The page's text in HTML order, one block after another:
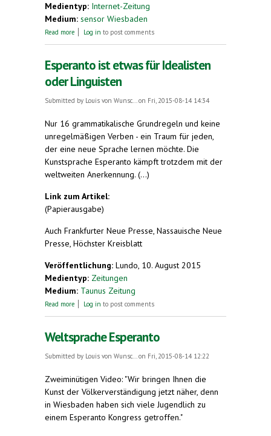
Medientyp: Internet-Zeitung
Medium: sensor Wiesbaden
Read more about Die Sprache als kleinster gemeinsamer
Log in to post comments
Esperanto ist etwas für Idealisten
oder Linguisten
Submitted by Louis von Wunsc...on Fri, 2015-08-14 14:34
Nur 16 grammatikalische Grundregeln und keine
unregelmäßigen Verben - ein Traum für jeden,
der eine neue Sprache lernen möchte. Die
Kunstsprache Esperanto kämpft trotzdem mit der
weltweiten Anerkennung. (...)
Link zum Artikel:
(Papierausgabe)
Auch Frankfurter Neue Presse, Nassauische Neue
Presse, Höchster Kreisblatt
Veröffentlichung: Lundo, 10. August 2015
Medientyp: Zeitungen
Medium: Taunus Zeitung
Read more about Esperanto ist etwas für Idealisten oder
Log in to post comments
Weltsprache Esperanto
Submitted by Louis von Wunsc...on Fri, 2015-08-14 12:22
Zweiminütigen Video: "Wir bringen Ihnen die
Kunst der Völkerverständigung jetzt näher, denn
in Wiesbaden haben sich viele Jugendlich zu
einem Esperanto Kongress getroffen."